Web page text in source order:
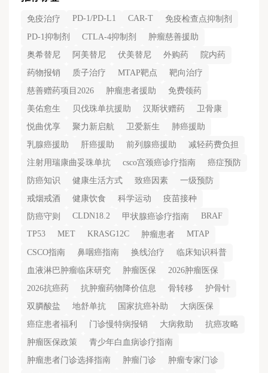
免疫治疗 PD-1/PD-L1 CAR-T
免疫检查点抑制剂
PD-1抑制剂
CTLA-4抑制剂
肿瘤慈善援助
奥希替尼
阿美替尼 伏美替尼 外购药
院内药
药物报销
质子治疗 MTAP靶点
靶向治疗
慈善赠药项目2026
肿瘤患者援助
免费领药
美佑愈生
贝伐珠单抗援助 汉斯状赠药
卫骨康
悦曲优享
聚力新启航 卫爱新生
肺癌援助
乳腺癌援助
肝癌援助 前列腺癌援助
减轻药费负担
注射用瑞康曲妥珠单抗
csco宫颈癌诊疗指南
癌症预防
防癌知识
健康生活方式 致癌因素
一级预防
戒烟戒酒
健康饮食 科学运动
疫苗接种
防癌守则
CLDN18.2 甲状腺癌诊疗指南
BRAF
TP53
MET KRASG12C 肿瘤患者 MTAP
CSCO指南 鼻咽癌指南 换线治疗
临床知识科普
血液淋巴肿瘤临床研究
肿瘤医保
2026肿瘤医保
2026抗癌药
抗肿瘤药物降价信息 骨转移
护骨针
双膦酸盐
地舒单抗 国家抗癌补助
大病医保
癌症患者福利
门诊慢特病报销 大病救助
抗癌攻略
肿瘤医保政策
青少年白血病诊疗指南
肿瘤患者门诊选择指南
肿瘤门诊
肿瘤专家门诊